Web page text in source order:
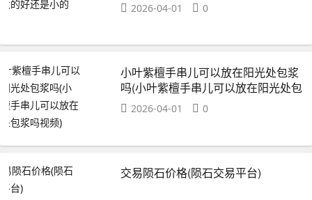
2026-04-01 0
小叶紫檀手串儿可以放在阳光处包浆
吗(小叶紫檀手串儿可以放在阳光处包
浆吗视频)
2026-04-01 0
交易陨石价格(陨石交易平台)